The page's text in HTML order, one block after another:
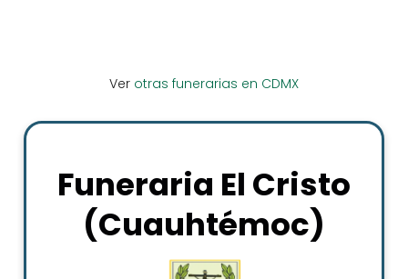
Ver otras funerarias en CDMX
Funeraria El Cristo
(Cuauhtémoc)